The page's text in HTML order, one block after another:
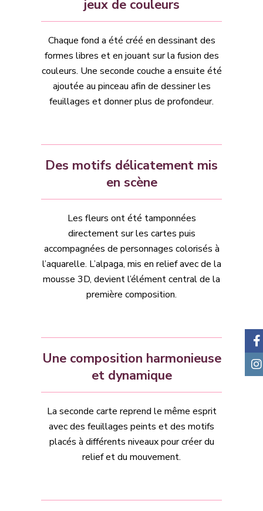
jeux de couleurs
Chaque fond a été créé en dessinant des
formes libres et en jouant sur la fusion des
couleurs. Une seconde couche a ensuite été
ajoutée au pinceau afin de dessiner les
feuillages et donner plus de profondeur.
Des motifs délicatement mis
en scène
Les fleurs ont été tamponnées
directement sur les cartes puis
accompagnées de personnages colorisés à
l’aquarelle. L’alpaga, mis en relief avec de la
mousse 3D, devient l’élément central de la
première composition.
Une composition harmonieuse
et dynamique
La seconde carte reprend le même esprit
avec des feuillages peints et des motifs
placés à différents niveaux pour créer du
relief et du mouvement.